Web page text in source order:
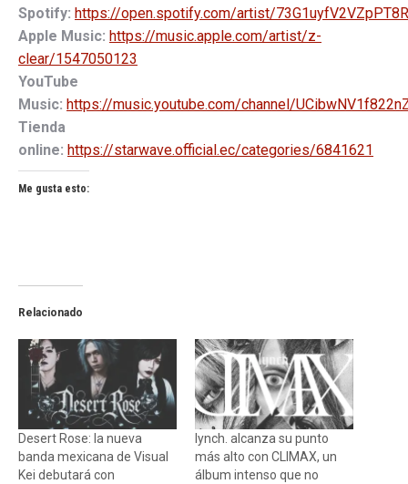
Spotify: https://open.spotify.com/artist/
Apple Music: https://music.apple.com/artist/z-
clear/1547050123
YouTube
Music: https://music.youtube.com/channel/
Tienda
online: https://starwave.official.ec/categories/6841621
Me gusta esto:
Relacionado
Desert Rose: la nueva
banda mexicana de Visual
Kei debutará con
lynch. alcanza su punto
más alto con CLIMAX, un
álbum intenso que no